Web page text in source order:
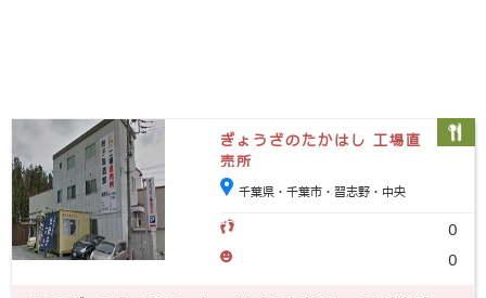
ぎょうざのたかはし 工場直
売所
千葉県・千葉市・習志野・中央
0
0